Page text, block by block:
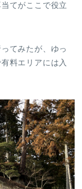
てがここで役立
てみたが、ゆっ
料エリアには入